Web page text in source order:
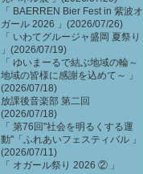
「 BAERREN Bier Fest in 紫波オ
ガール 2026 」(2026/07/26)
「 いわてグルージャ盛岡 夏祭り
」(2026/07/19)
「 ゆいまーるで結ぶ地域の輪～
地域の皆様に感謝を込めて～ 」
(2026/07/18)
放課後音楽部 第二回
(2026/07/18)
「 第76回"社会を明るくする運
動"「ふれあいフェスティバル 」
(2026/07/11)
「 オガール祭り 2026 ② 」